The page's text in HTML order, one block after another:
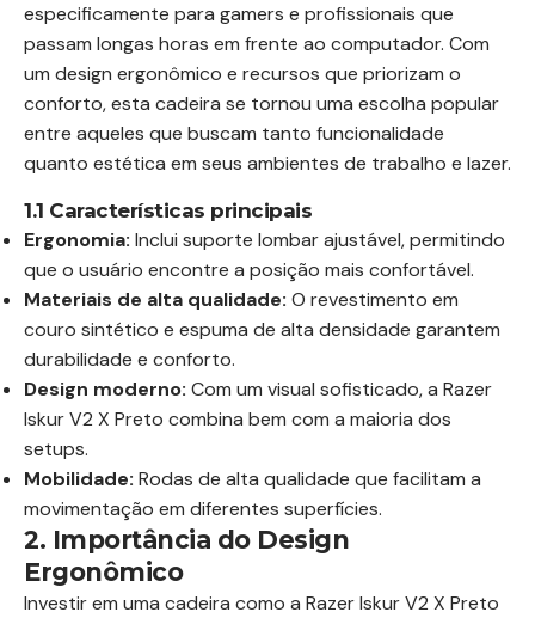
especificamente para gamers e profissionais que
passam longas horas em frente ao computador. Com
um design ergonômico e recursos que priorizam o
conforto, esta cadeira se tornou uma escolha popular
entre aqueles que buscam tanto funcionalidade
quanto estética em seus ambientes de trabalho e lazer.
1.1 Características principais
Ergonomia: Inclui suporte lombar ajustável, permitindo
que o usuário encontre a posição mais confortável.
Materiais de alta qualidade: O revestimento em
couro sintético e espuma de alta densidade garantem
durabilidade e conforto.
Design moderno: Com um visual sofisticado, a Razer
Iskur V2 X Preto combina bem com a maioria dos
setups.
Mobilidade: Rodas de alta qualidade que facilitam a
movimentação em diferentes superfícies.
2. Importância do Design
Ergonômico
Investir em uma cadeira como a Razer Iskur V2 X Preto